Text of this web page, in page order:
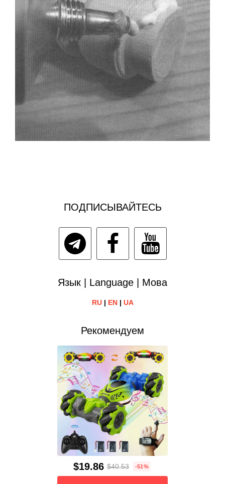
ПОДПИСЫВАЙТЕСЬ
Язык | Language | Мова
RU| EN| UA
Рекомендуем
$19.86 $40.53 -51%